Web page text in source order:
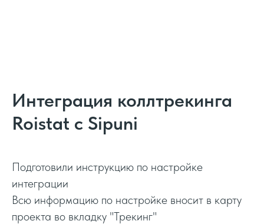
Интеграция коллтрекинга
Roistat с Sipuni
Подготовили инструкцию по настройке
интеграции
Всю информацию по настройке вносит в карту
проекта во вкладку "Трекинг"